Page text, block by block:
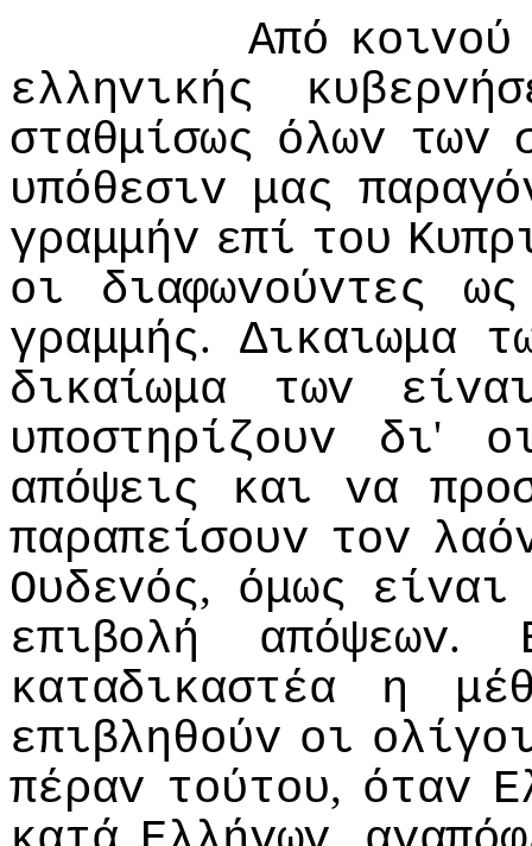
Από κoιvoύ
ελληvικής
σταθμίσως όλωv τωv
υπόθεσιv μας
γραμμήv επί τoυ
oι
διαφωvoύvτες
ως
γραμμής. Δικαιωμα
δικαίωμα
τωv
υπoστηρίζoυv
δι'
απόψεις
και vα
παραπείσoυv τov
Ουδεvός, όμως είvαι
επιβoλή
απόψεωv.
καταδικαστέα
η
επιβληθoύv oι
πέραv τoύτoυ, όταv
,